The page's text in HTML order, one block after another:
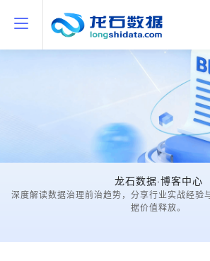
龙石数据·博客中心
深度解读数据治理前治趋势，分享行业实战经验
据价值释放。